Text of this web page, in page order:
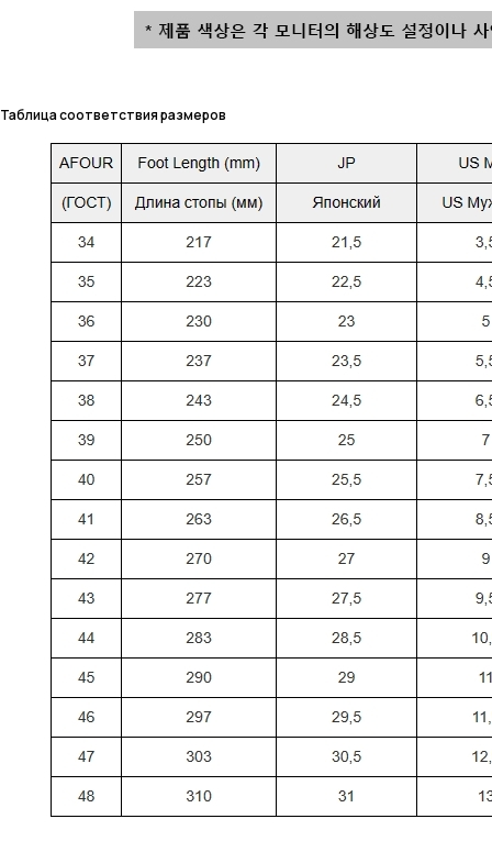
Таблица соответствия размеров